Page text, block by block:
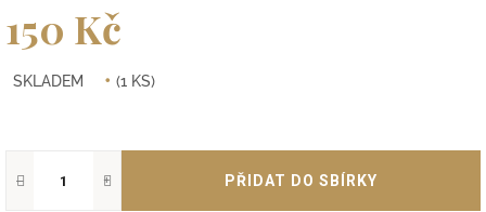
150 Kč
cena:
SKLADEM (1 KS)
+
−